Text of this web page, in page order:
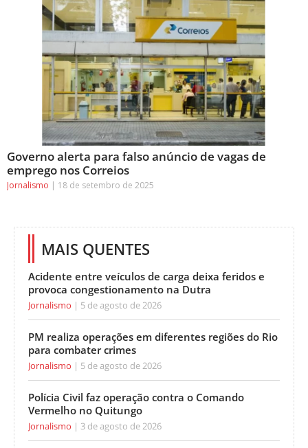
Governo alerta para falso anúncio de vagas de
emprego nos Correios
Jornalismo 18 de setembro de 2025
MAIS QUENTES
Acidente entre veículos de carga deixa feridos e
provoca congestionamento na Dutra
Jornalismo 5 de agosto de 2026
PM realiza operações em diferentes regiões do Rio
para combater crimes
Jornalismo 5 de agosto de 2026
Polícia Civil faz operação contra o Comando
Vermelho no Quitungo
Jornalismo 3 de agosto de 2026